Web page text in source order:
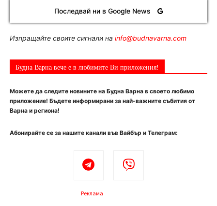
Последвай ни в Google News
Изпращайте своите сигнали на info@budnavarna.com
Будна Варна вече е в любимите Ви приложения!
Можете да следите новините на Будна Варна в своето любимо
приложение! Бъдете информирани за най-важните събития от
Варна и региона!
Абонирайте се за нашите канали във Вайбър и Телеграм:
Реклама